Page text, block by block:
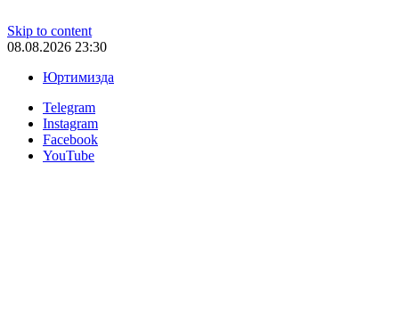
Skip to content
08.08.2026 23:30
Юртимизда
Telegram
Instagram
Facebook
YouTube